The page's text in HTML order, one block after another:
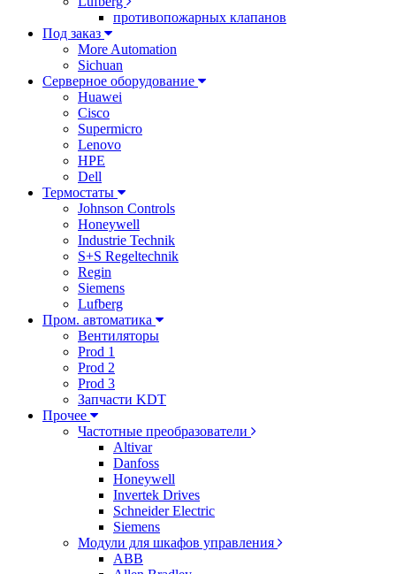
противопожарных клапанов
Под заказ
More Automation
Sichuan
Серверное оборудование
Huawei
Cisco
Supermicro
Lenovo
HPE
Dell
Термостаты
Johnson Controls
Honeywell
Industrie Technik
S+S Regeltechnik
Regin
Siemens
Lufberg
Пром. автоматика
Вентиляторы
Prod 1
Prod 2
Prod 3
Запчасти KDT
Прочее
Частотные преобразователи
Altivar
Danfoss
Honeywell
Invertek Drives
Schneider Electric
Siemens
Модули для шкафов управления
ABB